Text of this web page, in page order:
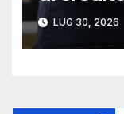
protezioni
LUG 30, 2026